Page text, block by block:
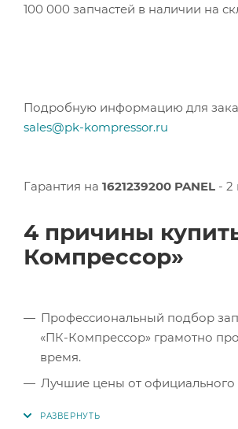
100 000 запчастей в наличии на
Подробную информацию для
sales@pk-kompressor.ru
Гарантия на 1621239200 PANEL - 2
4 причины
Компрессор»
Профессиональный подбор
«ПК-Компрессор» грамотно
время.
Лучшие цены от официального